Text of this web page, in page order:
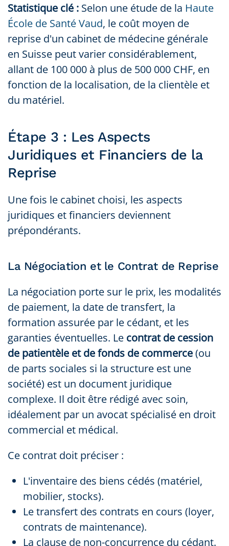
Statistique clé : Selon une étude de la Haute
École de Santé Vaud, le coût moyen de
reprise d'un cabinet de médecine générale
en Suisse peut varier considérablement,
allant de 100 000 à plus de 500 000 CHF, en
fonction de la localisation, de la clientèle et
du matériel.
Étape 3 : Les Aspects
Juridiques et Financiers de la
Reprise
Une fois le cabinet choisi, les aspects
juridiques et financiers deviennent
prépondérants.
La Négociation et le Contrat de Reprise
La négociation porte sur le prix, les modalités
de paiement, la date de transfert, la
formation assurée par le cédant, et les
garanties éventuelles. Le contrat de cession
de patientèle et de fonds de commerce(ou
de parts sociales si la structure est une
société) est un document juridique
complexe. Il doit être rédigé avec soin,
idéalement par un avocat spécialisé en droit
commercial et médical.
Ce contrat doit préciser :
L'inventaire des biens cédés (matériel,
mobilier, stocks).
Le transfert des contrats en cours (loyer,
contrats de maintenance).
La clause de non-concurrence du cédant.